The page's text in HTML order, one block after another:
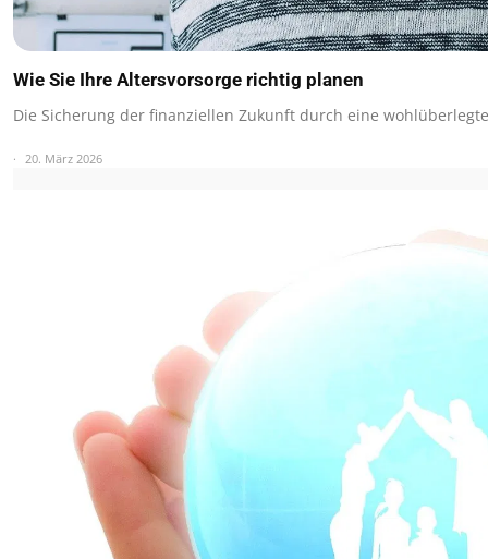
Wie Sie Ihre Altersvorsorge richtig planen
Die Sicherung der finanziellen Zukunft durch eine
20. März 2026